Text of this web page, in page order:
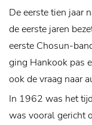
De eerste tien jaar
de eerste jaren
eerste Chosun-
ging Hankook pas
ook de vraag naar
In 1962 was het
was vooral gericht